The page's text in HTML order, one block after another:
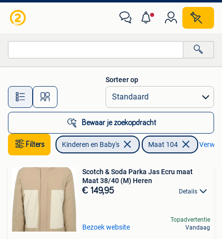
Alle afstanden…
Sorteer op
Bewaar je zoekopdracht
Filters Kinderen en Baby's Maat 104
Scotch & Soda Parka Jas Ecru maat
Maat 38/40 (M) Heren
€ 149,95 Details
Bezoek website
Topadvertentie
Vandaag